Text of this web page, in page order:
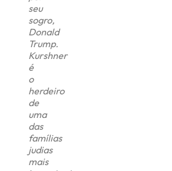
seu
sogro,
Donald
Trump.
Kurshner
é
o
herdeiro
de
uma
das
famílias
judias
mais